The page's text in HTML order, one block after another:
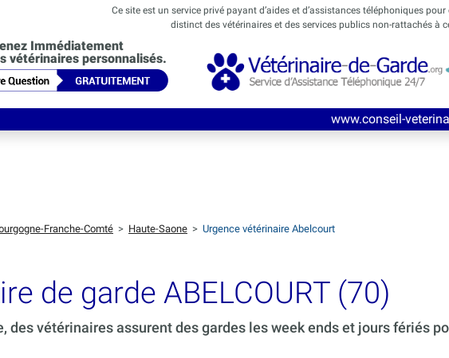
Ce site est un service privé payant d’aides et d’assistances téléphoniques
distinct des vétérinaires et des services publics non-rattachés à
Immédiatement
vétérinaires personnalisés.
www.conseil-veterinaire.com
Franche-Comté > Haute-Saone > Urgence vétérinaire Abelcourt
de garde ABELCOURT (70)
des vétérinaires assurent des gardes les week ends et jours fériés